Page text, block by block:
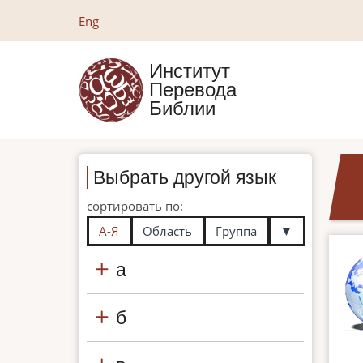
содержанию
Eng
Институт
Перевода
Библии
Выбрать другой язык
сортировать по:
А-Я
Область Группа ▼
а
б